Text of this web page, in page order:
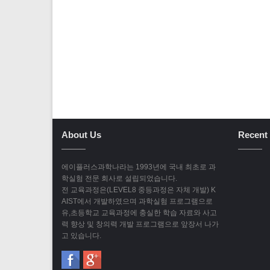
About Us
에이플러스과학나라는 1993년에 국내 최초로 과
학실험 전문 회사로 설립되었습니다.
전 교육과정은(LEVEL8 중등과정은 자체 개발) K
AIST에서 개발하였으며 과학실험 프로그램으로
유,초등학교 교육과정에 충실한 학습 자료와 사고
력 향상 및 창의력 개발 프로그램으로 앞장서 나가
고 있습니다.